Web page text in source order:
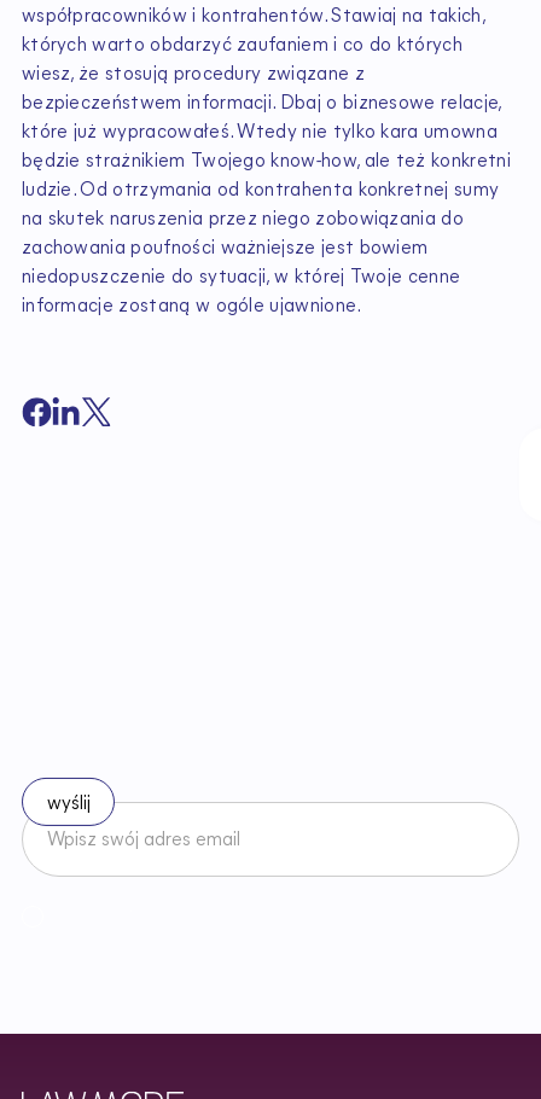
współpracowników i kontrahentów. Stawiaj na takich,
których warto obdarzyć zaufaniem i co do których
wiesz, że stosują procedury związane z
bezpieczeństwem informacji. Dbaj o biznesowe relacje,
które już wypracowałeś. Wtedy nie tylko kara umowna
będzie strażnikiem Twojego know-how, ale też konkretni
ludzie. Od otrzymania od kontrahenta konkretnej sumy
na skutek naruszenia przez niego zobowiązania do
zachowania poufności ważniejsze jest bowiem
niedopuszczenie do sytuacji, w której Twoje cenne
informacje zostaną w ogóle ujawnione.